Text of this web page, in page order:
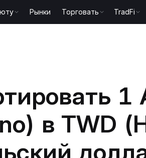
Рынки Торговать TradFi
1
в TWD